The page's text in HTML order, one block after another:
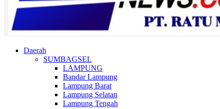
Daerah
SUMBAGSEL
LAMPUNG
Bandar Lampung
Lampung Barat
Lampung Selatan
Lampung Tengah